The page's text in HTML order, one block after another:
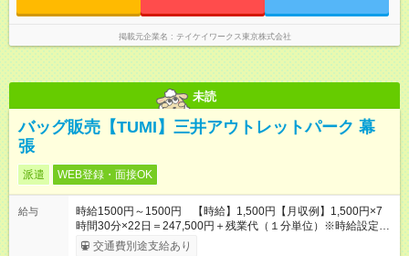
掲載元企業名 テイケイワークス東京株式会社
未読
バッグ販売【TUMI】三井アウトレットパーク 幕
張
派遣 WEB登録・面接OK
給与
時給1500円～1500円 【時給】1,500円【月収例】1,500円×7
時間30分×22日＝247,500円＋残業代（１分単位）※時給設定は
経験、シフト希望により異なります。
交通費別途支給あり